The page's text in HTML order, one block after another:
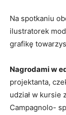
Na spotkaniu
ilustratorek
grafikę
Nagrodami w
projektanta,
udział w kursie
Campagnolo-